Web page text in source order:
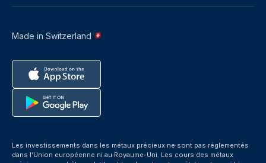
Made in Switzerland
Les investissements dans les métaux précieux ne sont pas réglementés
dans l’Union européenne ni au Royaume-Uni. Les cours des métaux